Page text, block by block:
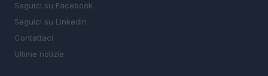
Seguici su Facebook
Seguici su Linkedin
Contattaci
Ultime notizie